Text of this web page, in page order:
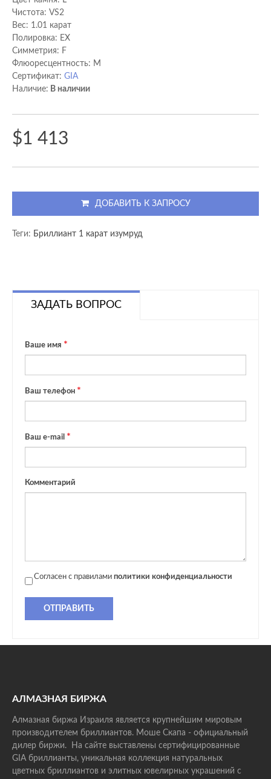
Чистота: VS2
Вес: 1.01 карат
Полировка: EX
Cимметрия: F
Флюоресцентность: M
Сертификат: GIA
Наличие: В наличии
$1 413
ДОБАВИТЬ К ЗАПРОСУ
Теги: Бриллиант 1 карат изумруд
ЗАДАТЬ ВОПРОС
Ваше имя
Ваш телефон
Ваш e-mail
Комментарий
Согласен с правилами политики конфиденциальности
ОТПРАВИТЬ
АЛМАЗНАЯ БИРЖА
Алмазная биржа Израиля является крупнейшим мировым
производителем бриллиантов. Моше Скапа - официальный
дилер биржи. На сайте выставлены сертифицированные
GIA бриллианты, уникальная коллекция натуральных
цветных бриллиантов и элитных ювелирных украшений с